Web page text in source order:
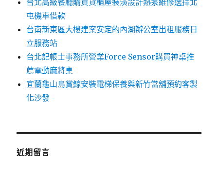
台北高級餐廳購買貨櫃屋裝潢設計熱泵維修選擇北
屯機車借款
台南新東區大樓建案安定的內湖辦公室出租服務日
立服務站
台北記帳士事務所營業Force Sensor購買神桌推
薦電動麻將桌
宜蘭龜山島賞鯨安裝電梯保養與新竹當舖預約客製
化沙發
近期留言